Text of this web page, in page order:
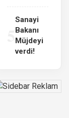
Sanayi
Bakanı
Müjdeyi
verdi!